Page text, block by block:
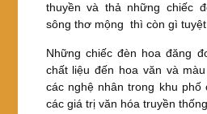
thuyền và thả những chiếc
sông thơ mộng thì còn gì tuyệt
Những chiếc đèn hoa đăng
chất liệu đến hoa văn và
các nghệ nhân trong khu phố
các giá trị văn hóa truyền